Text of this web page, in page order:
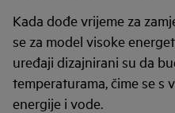
Kada dođe vrijeme za
se za model visoke
uređaji dizajnirani su da
temperaturama, čime se s
energije i vode.